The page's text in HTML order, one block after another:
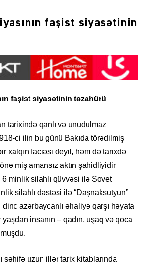
faşist siyasətinin
faşist siyasətinin təzahürü
tarixində qanlı və unudulmaz
ci ilin bu günü Bakıda törədilmiş
xalqın faciəsi deyil, həm də tarixdə
amansız aktın şahidliyidir.
6 minlik silahlı qüvvəsi ilə Sovet
silahlı dəstəsi ilə “Daşnaksutyun”
dinc azərbaycanlı əhaliyə qarşı həyata
yaşdan insanın – qadın, uşaq və qoca
səhifə uzun illər tarix kitablarında